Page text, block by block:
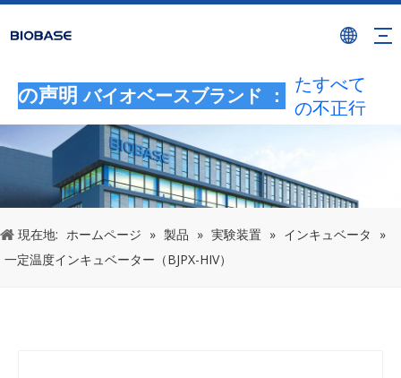
の声明バイオベースブランド ：
BIOBASE
ブランド
たすべて
の不正行
為は、違
とみなさ
れます。
は法的責
現在地: ホームページ » 製品 » 実験装置 » インキュベータ
»
一定温度インキュベーター（BJPX-HIV）